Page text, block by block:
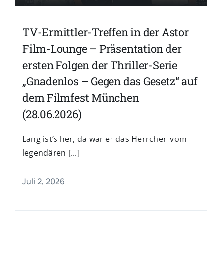
TV-Ermittler-Treffen in der Astor
Film-Lounge – Präsentation der
ersten Folgen der Thriller-Serie
„Gnadenlos – Gegen das Gesetz“ auf
dem Filmfest München
(28.06.2026)
Lang ist’s her, da war er das Herrchen vom
legendären [...]
Juli 2, 2026